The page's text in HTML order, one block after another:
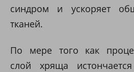
синдром и ускоряет
тканей.
По мере того как
слой хряща